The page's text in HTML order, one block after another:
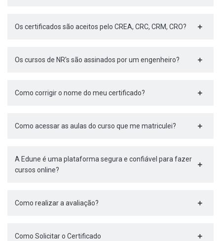
Os certificados são aceitos pelo CREA, CRC, CRM, CRO?
Os cursos de NR's são assinados por um engenheiro?
Como corrigir o nome do meu certificado?
Como acessar as aulas do curso que me matriculei?
A Edune é uma plataforma segura e confiável para fazer
cursos online?
Como realizar a avaliação?
Como Solicitar o Certificado